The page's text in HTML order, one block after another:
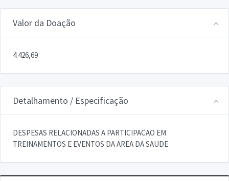
Valor da Doação
4.426,69
Detalhamento / Especificação
DESPESAS RELACIONADAS A PARTICIPACAO EM
TREINAMENTOS E EVENTOS DA AREA DA SAUDE